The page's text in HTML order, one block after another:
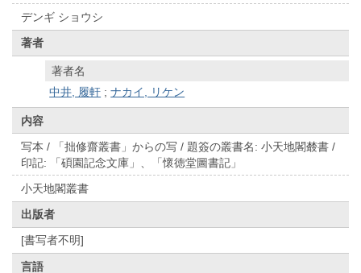
デンギ ショウシ
著者
著者名
中井, 履軒 ;ナカイ, リケン
内容
写本 / 「拙修齋叢書」からの写 / 題簽の叢書名: 小天地閣樷書 /
印記: 「碩園記念文庫」、「懷徳堂圖書記」
小天地閣叢書
出版者
[書写者不明]
言語